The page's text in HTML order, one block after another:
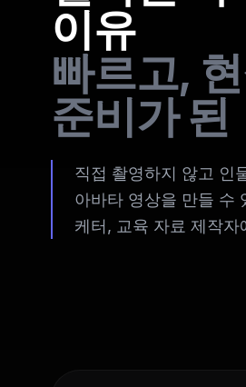
이유
빠르고,
준비가 된
직접 촬영하지 않고 인
아바타 영상을 만들 수
케터, 교육 자료 제작자